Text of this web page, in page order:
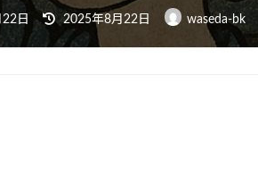
日
最
終
新
2025年8月22日 waseda-bk